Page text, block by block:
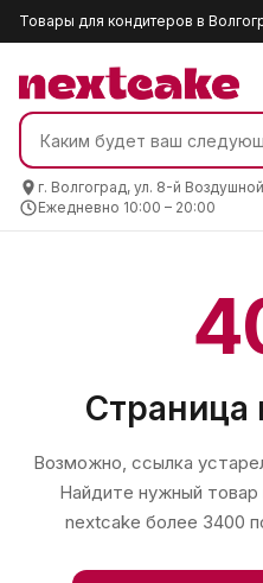
Товары для кондитеров в
г. Волгоград, ул. 8-й
Ежедневно 10:00 – 20:00
Страница
Возможно, ссылка
Найдите нужный товар
nextcake более 3400